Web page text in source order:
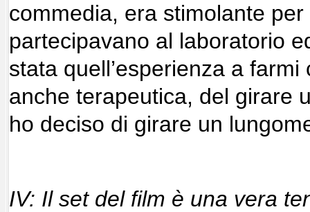
commedia, era stimolante
partecipavano al laboratorio
stata quell’esperienza a farmi
anche terapeutica, del girare
ho deciso di girare un
IV: Il set del film è una vera